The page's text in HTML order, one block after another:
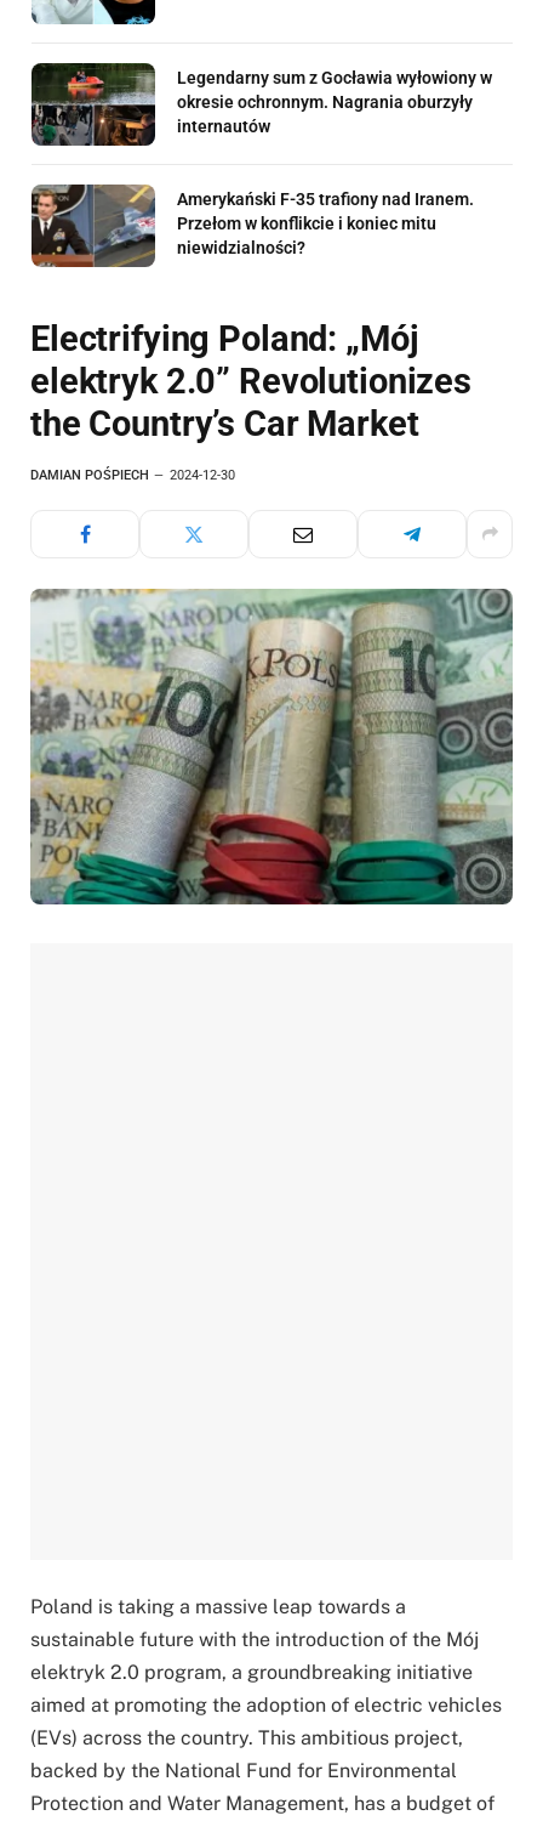
Legendarny sum z Gocławia wyłowiony w
okresie ochronnym. Nagrania oburzyły
internautów
Amerykański F-35 trafiony nad Iranem.
Przełom w konflikcie i koniec mitu
niewidzialności?
Electrifying Poland: „Mój
elektryk 2.0” Revolutionizes
the Country’s Car Market
DAMIAN POŚPIECH 2024-12-30
Poland is taking a massive leap towards a
sustainable future with the introduction of the Mój
elektryk 2.0 program, a groundbreaking initiative
aimed at promoting the adoption of electric vehicles
(EVs) across the country. This ambitious project,
backed by the National Fund for Environmental
Protection and Water Management, has a budget of